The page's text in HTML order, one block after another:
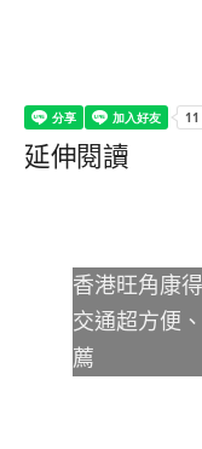
延伸閱讀
香港旺角康
交通超方便
薦